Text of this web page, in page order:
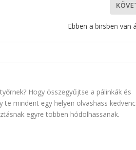
Ebben a birsben van
Hogy összegyűjtse a pálinkák és
te mindent egy helyen olvashass kedvenc
egyre többen hódolhassanak.